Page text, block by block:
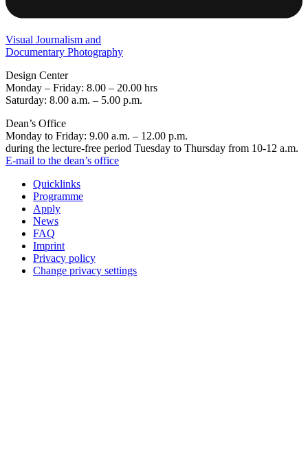
Visual Journalism and
Documentary Photography
Design Center
Monday – Friday: 8.00 – 20.00 hrs
Saturday: 8.00 a.m. – 5.00 p.m.
Dean’s Office
Monday to Friday: 9.00 a.m. – 12.00 p.m.
during the lecture-free period Tuesday to Thursday from 10-12 a.m.
E-mail to the dean’s office
Quicklinks
Programme
Apply
News
FAQ
Imprint
Privacy policy
Change privacy settings